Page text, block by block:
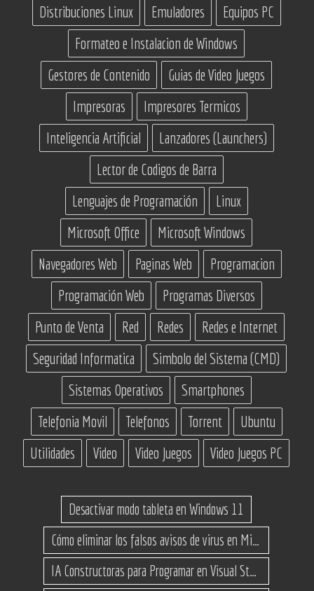
Distribuciones Linux
Emuladores
Equipos PC
Formateo e Instalacion de Windows
Gestores de Contenido
Guias de Video Juegos
Impresoras
Impresores Termicos
Inteligencia Artificial
Lanzadores (Launchers)
Lector de Codigos de Barra
Lenguajes de Programación
Linux
Microsoft Office
Microsoft Windows
Navegadores Web
Paginas Web
Programacion
Programación Web
Programas Diversos
Punto de Venta
Red Redes
Redes e Internet
Seguridad Informatica
Simbolo del Sistema (CMD)
Sistemas Operativos
Smartphones
Telefonia Movil
Telefonos Torrent
Ubuntu
Utilidades
Video Video Juegos Video Juegos PC
Desactivar modo tableta en Windows 11
Cómo eliminar los falsos avisos de virus en Microsoft Edge
IA Constructoras para Programar en Visual Studio con C#